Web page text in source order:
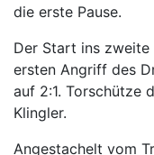
die erste Pause.
Der Start ins
ersten Angriff des
auf 2:1. Torschütze
Klingler.
Angestachelt vom